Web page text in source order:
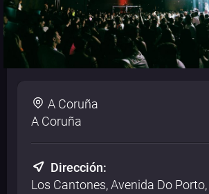
A Coruña
A Coruña
Dirección:
Los Cantones, Avenida Do